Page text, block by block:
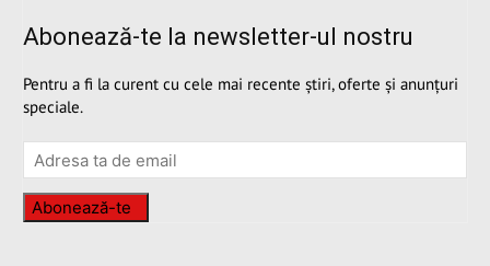
Abonează-te la newsletter-ul nostru
Pentru a fi la curent cu cele mai recente știri, oferte și anunțuri
speciale.
Abonează-te